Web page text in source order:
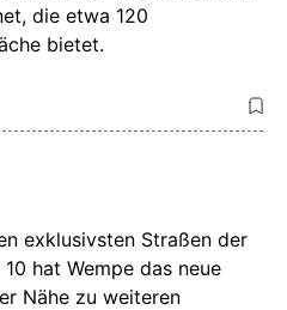
die etwa 120
bietet.
exklusivsten Straßen der
hat Wempe das neue
Nähe zu weiteren